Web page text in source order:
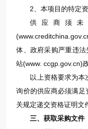
2、本项目的特定
供应商须
体、政府采购严重违法
站(www. ccgp.gov.cn)
以上资格要求为
询价的供应商必须满
关规定递交资格证明文
三、获取采购文件